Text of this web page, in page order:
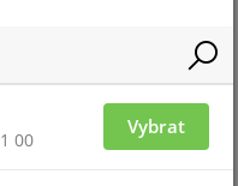
00
Vybrat